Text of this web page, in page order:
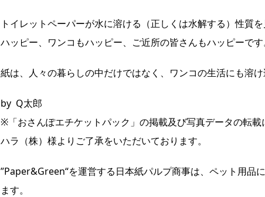
トイレットペーパーが水に溶ける（正しくは水解する）性質
ハッピー、ワンコもハッピー、ご近所の皆さんもハッピーです
紙は、人々の暮らしの中だけではなく、ワンコの生活にも溶け
by Q太郎
※「おさんぽエチケットパック」の掲載及び写真データの転
ハラ（株）様よりご了承をいただいております。
”Paper&Green“を運営する日本紙パルプ商事は、ペット用品
ます。